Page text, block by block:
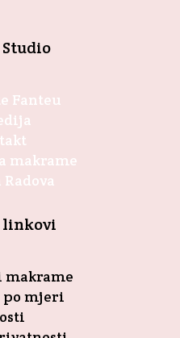
Fanteu
makrame
makrame
po mjeri